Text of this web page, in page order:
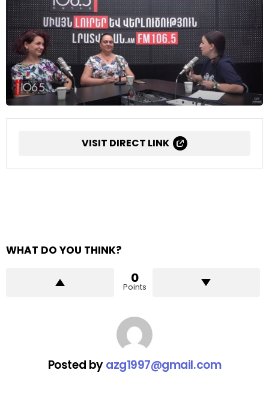
VISIT DIRECT LINK
WHAT DO YOU THINK?
0
Points
Posted byazg1997@gmail.com